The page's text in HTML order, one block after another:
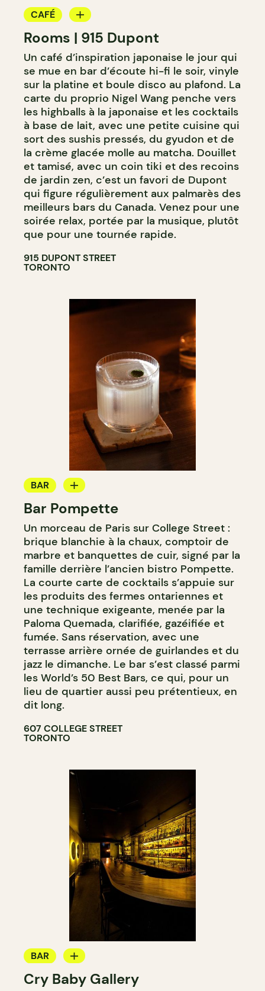
CAFÉ
BAR
BAR À COCKTAIL
Rooms | 915 Dupont
Un café d’inspiration japonaise le jour qui
se mue en bar d’écoute hi-fi le soir, vinyle
sur la platine et boule disco au plafond. La
carte du proprio Nigel Wang penche vers
les highballs à la japonaise et les cocktails
à base de lait, avec une petite cuisine qui
sort des sushis pressés, du gyudon et de
la crème glacée molle au matcha. Douillet
et tamisé, avec un coin tiki et des recoins
de jardin zen, c’est un favori de Dupont
qui figure régulièrement aux palmarès des
meilleurs bars du Canada. Venez pour une
soirée relax, portée par la musique, plutôt
que pour une tournée rapide.
915 DUPONT STREET
TORONTO
BAR
BAR À VIN
BAR À COCKTAIL
Bar Pompette
Un morceau de Paris sur College Street :
brique blanchie à la chaux, comptoir de
marbre et banquettes de cuir, signé par la
famille derrière l’ancien bistro Pompette.
La courte carte de cocktails s’appuie sur
les produits des fermes ontariennes et
une technique exigeante, menée par la
Paloma Quemada, clarifiée, gazéifiée et
fumée. Sans réservation, avec une
terrasse arrière ornée de guirlandes et du
jazz le dimanche. Le bar s’est classé parmi
les World’s 50 Best Bars, ce qui, pour un
lieu de quartier aussi peu prétentieux, en
dit long.
607 COLLEGE STREET
TORONTO
BAR
BAR À COCKTAIL
Cry Baby Gallery